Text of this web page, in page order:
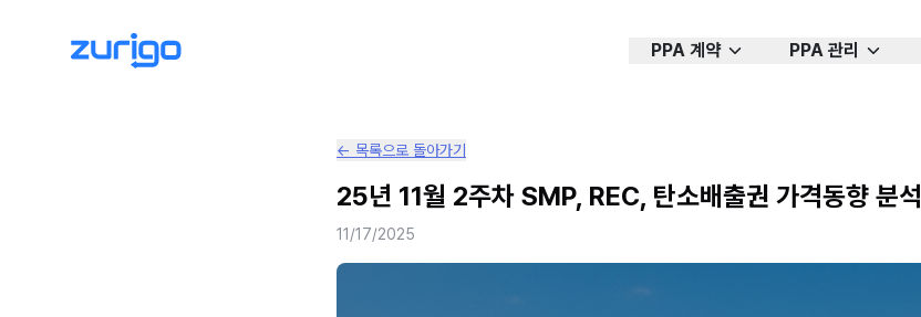
PPA 계약 PPA 관리
← 목록으로 돌아가기
25년 11월 2주차 SMP, REC, 탄소배출권 가격동향 분석
11/17/2025